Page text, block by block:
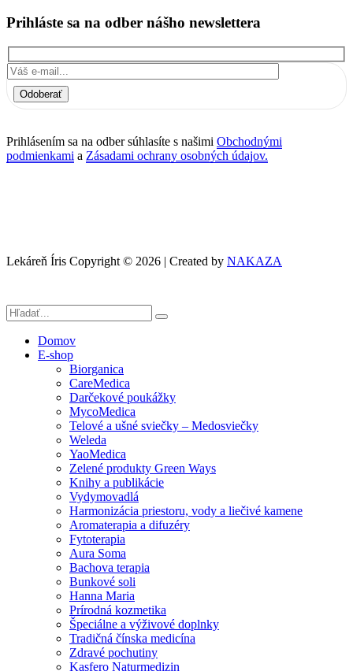
Prihláste sa na odber nášho newslettera
Odoberať
Prihlásením sa na odber súhlasíte s našimi Obchodnými
podmienkami a Zásadami ochrany osobných údajov.
Lekáreň Íris Copyright © 2026 | Created by NAKAZA
Domov
E-shop
Biorganica
CareMedica
Darčekové poukážky
MycoMedica
Telové a ušné sviečky – Medosviečky
Weleda
YaoMedica
Zelené produkty Green Ways
Knihy a publikácie
Vydymovadlá
Harmonizácia priestoru, vody a liečivé kamene
Aromaterapia a difuzéry
Fytoterapia
Aura Soma
Bachova terapia
Bunkové soli
Hanna Maria
Prírodná kozmetika
Špeciálne a výživové doplnky
Tradičná čínska medicína
Zdravé pochutiny
Kasfero Naturmedizin